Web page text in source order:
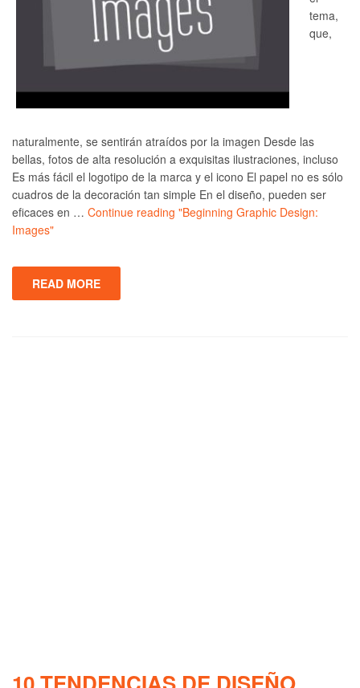
tema,
que,
naturalmente, se sentirán atraídos por la imagen Desde las
bellas, fotos de alta resolución a exquisitas ilustraciones, incluso
Es más fácil el logotipo de la marca y el icono El papel no es sólo
cuadros de la decoración tan simple En el diseño, pueden ser
eficaces en … Continue reading "Beginning Graphic Design:
Images"
READ MORE